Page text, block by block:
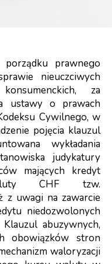
prawnego
nieuczciwych
za
ustawy o prawach
Cywilnego, w
pojęcia klauzul
wykładania
judykatury
mających kredyt
CHF tzw.
z uwagi na zawarcie
niedozwolonych
abuzywnych,
obowiązków stron
waloryzacji